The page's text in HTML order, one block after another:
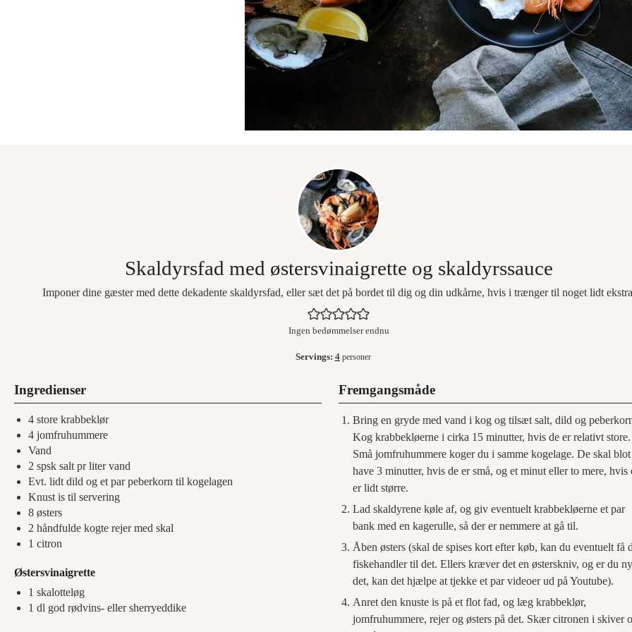
Skaldyrsfad med østersvinaigrette og skaldyrssauce
Imponer dine gæster med dette dekadente skaldyrsfad, eller sæt det på bordet til dig og din udkårne, hvis i trænger til noget lidt
Ingen bedømmelser endnu
Servings: 4 personer
Ingredienser
4 store krabbeklør
4 jomfruhummere
Vand
2 spsk salt pr liter vand
Evt. lidt dild og et par peberkorn til kogelagen
Knust is til servering
8 østers
2 håndfulde kogte rejer med skal
1 citron
Østersvinaigrette
1 skalotteløg
1 dl god rødvins- eller sherryeddike
Fremgangsmåde
Bring en gryde med vand i kog og tilsæt salt, dild og
Kog krabbekløerne i cirka 15 minutter, hvis de er relativt store.
Små jomfruhummere koger du i samme kogelage. De skal blot
have 3 minutter, hvis de er små, og et minut eller to mere, hvis
er lidt større.
Lad skaldyrene køle af, og giv eventuelt krabbekløerne et par
bank med en kagerulle, så der er nemmere at gå til.
Åben østers (skal de spises kort efter køb, kan du eventuelt få
fiskehandler til det. Ellers kræver det en østerskniv, og er du
det, kan det hjælpe at tjekke et par videoer ud på Youtube).
Anret den knuste is på et flot fad, og læg krabbeklør,
jomfruhummere, rejer og østers på det. Skær citronen i skiver